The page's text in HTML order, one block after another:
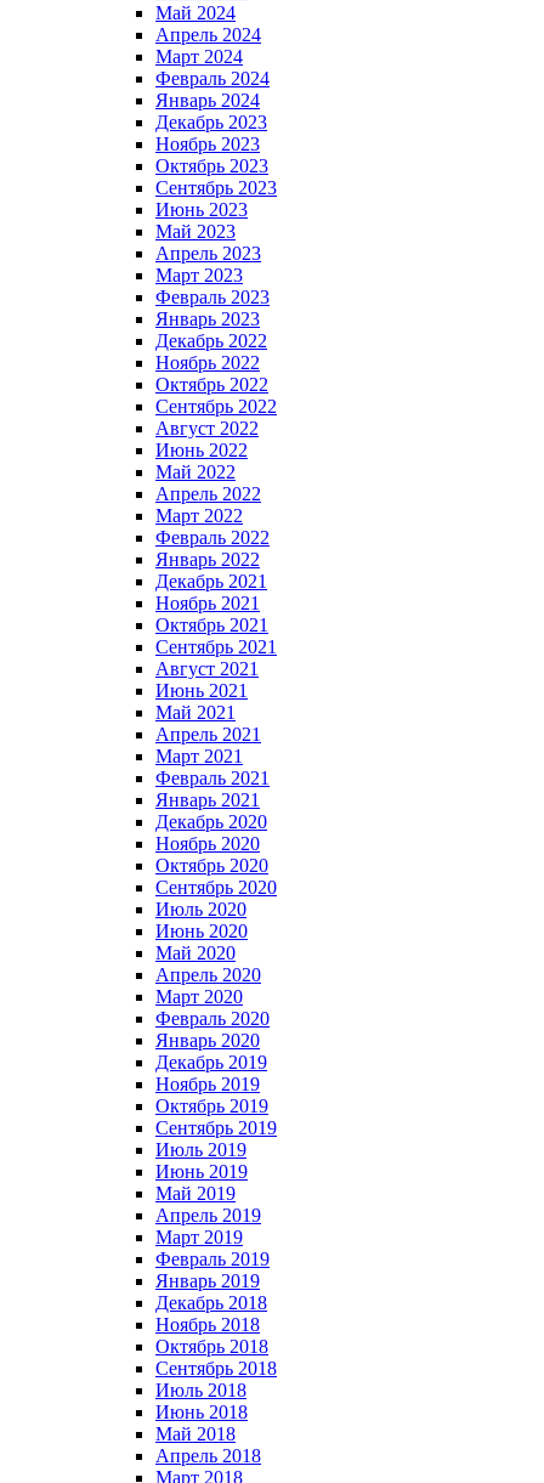
Май 2024
Апрель 2024
Март 2024
Февраль 2024
Январь 2024
Декабрь 2023
Ноябрь 2023
Октябрь 2023
Сентябрь 2023
Июнь 2023
Май 2023
Апрель 2023
Март 2023
Февраль 2023
Январь 2023
Декабрь 2022
Ноябрь 2022
Октябрь 2022
Сентябрь 2022
Август 2022
Июнь 2022
Май 2022
Апрель 2022
Март 2022
Февраль 2022
Январь 2022
Декабрь 2021
Ноябрь 2021
Октябрь 2021
Сентябрь 2021
Август 2021
Июнь 2021
Май 2021
Апрель 2021
Март 2021
Февраль 2021
Январь 2021
Декабрь 2020
Ноябрь 2020
Октябрь 2020
Сентябрь 2020
Июль 2020
Июнь 2020
Май 2020
Апрель 2020
Март 2020
Февраль 2020
Январь 2020
Декабрь 2019
Ноябрь 2019
Октябрь 2019
Сентябрь 2019
Июль 2019
Июнь 2019
Май 2019
Апрель 2019
Март 2019
Февраль 2019
Январь 2019
Декабрь 2018
Ноябрь 2018
Октябрь 2018
Сентябрь 2018
Июль 2018
Июнь 2018
Май 2018
Апрель 2018
Март 2018